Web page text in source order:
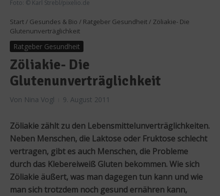
Foto: © Karl Strebl/pixelio.de
Start / Gesundes & Bio / Ratgeber Gesundheit / Zöliakie- Die
Glutenunverträglichkeit
Ratgeber Gesundheit
Zöliakie- Die
Glutenunverträglichkeit
Von Nina Vogl 9. August 2011
Zöliakie zählt zu den Lebensmittelunverträglichkeiten.
Neben Menschen, die Laktose oder Fruktose schlecht
vertragen, gibt es auch Menschen, die Probleme
durch das Klebereiweiß Gluten bekommen. Wie sich
Zöliakie äußert, was man dagegen tun kann und wie
man sich trotzdem noch gesund ernähren kann,